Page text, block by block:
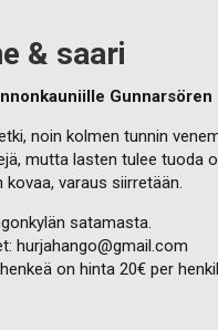
& saari
noin kolmen tunnin
mutta lasten tulee tuoda
kovaa, varaus siirretään.
satamasta.
hurjahango@gmail.com
on hinta 20€ per